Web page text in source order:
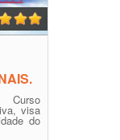
Curso
visa
do